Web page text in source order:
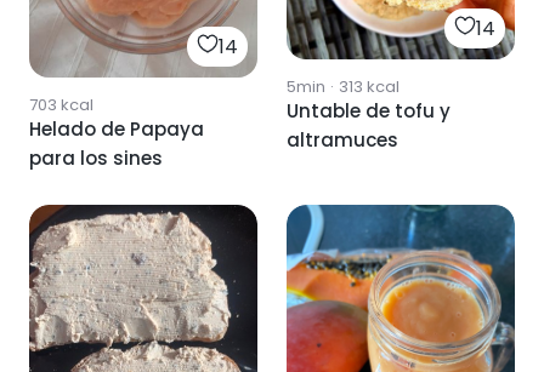
14
703 kcal
Helado de Papaya
para los sines
14
5min · 313 kcal
Untable de tofu y
altramuces